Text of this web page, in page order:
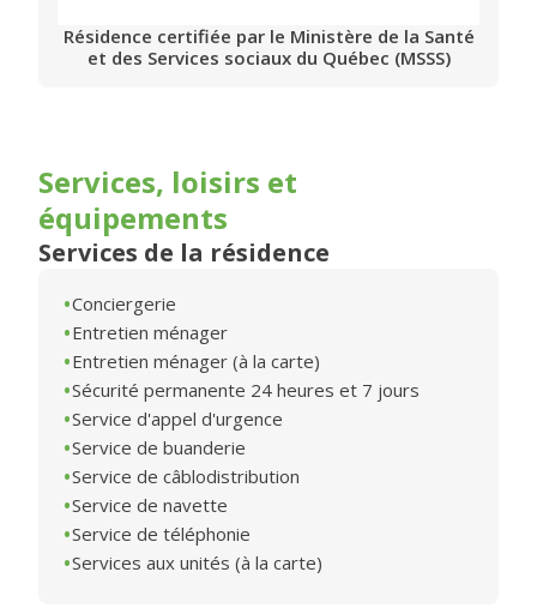
Résidence certifiée par le Ministère de la Santé
et des Services sociaux du Québec (MSSS)
Services, loisirs et
équipements
Services de la résidence
Conciergerie
Entretien ménager
Entretien ménager (à la carte)
Sécurité permanente 24 heures et 7 jours
Service d'appel d'urgence
Service de buanderie
Service de câblodistribution
Service de navette
Service de téléphonie
Services aux unités (à la carte)